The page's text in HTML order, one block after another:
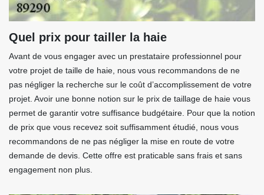
Quel prix pour tailler la haie
Avant de vous engager avec un prestataire professionnel pour
votre projet de taille de haie, nous vous recommandons de ne
pas négliger la recherche sur le coût d’accomplissement de votre
projet. Avoir une bonne notion sur le prix de taillage de haie vous
permet de garantir votre suffisance budgétaire. Pour que la notion
de prix que vous recevez soit suffisamment étudié, nous vous
recommandons de ne pas négliger la mise en route de votre
demande de devis. Cette offre est praticable sans frais et sans
engagement non plus.